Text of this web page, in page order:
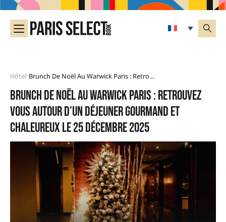
Hôtel• Brunch De Noël Au Warwick Paris : Retrouvez Vous Autour D’un Déjeuner Gourmand Et Chaleureux Le 25 Décembre 2025
Brunch de Noël au Warwick Paris : retrouvez
vous autour d’un déjeuner gourmand et
chaleureux le 25 décembre 2025